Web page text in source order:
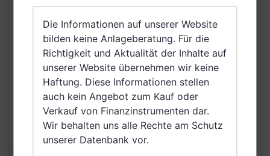
VERTRIEBSZULASSUNG
Italien, Luxemburg,
Vereinigtes Königreich
Großbritannien und
Nordirland, Schweiz,
Hong Kong, Irland,
Belgien, Singapur
AUSGABEAUFSCHLAG 5,00%
MAX. LAUFENDE
KOSTEN
1,75%
Die Informationen auf unserer Website
bilden keine Anlageberatung. Für die
Richtigkeit und Aktualität der Inhalte auf
unserer Website übernehmen wir keine
Haftung. Diese Informationen stellen
auch kein Angebot zum Kauf oder
Verkauf von Finanzinstrumenten dar.
Wir behalten uns alle Rechte am Schutz
unserer Datenbank vor.